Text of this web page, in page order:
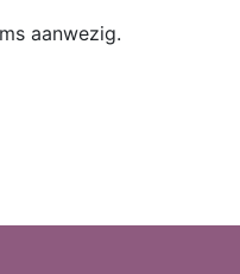
aanwezig.